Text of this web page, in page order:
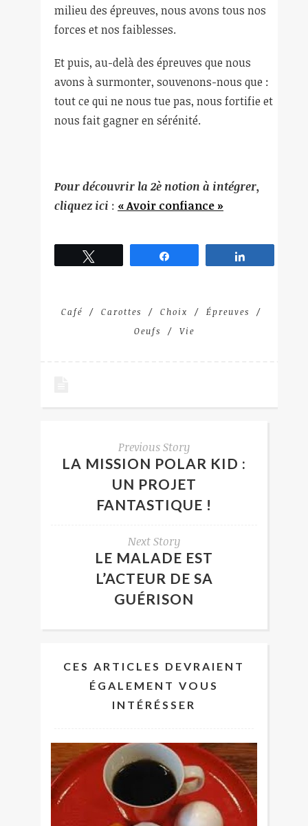
milieu des épreuves, nous avons tous nos
forces et nos faiblesses.
Et puis, au-delà des épreuves que nous
avons à surmonter, souvenons-nous que :
tout ce qui ne nous tue pas, nous fortifie et
nous fait gagner en sérénité.
Pour découvrir la 2è notion à intégrer,
cliquez ici : « Avoir confiance »
Café Carottes Choix
Épreuves
Oeufs
Vie
Previous Story
LA MISSION POLAR KID :
UN PROJET
FANTASTIQUE !
Next Story
LE MALADE EST
L’ACTEUR DE SA
GUÉRISON
CES ARTICLES DEVRAIENT
ÉGALEMENT VOUS
INTÉRÉSSER